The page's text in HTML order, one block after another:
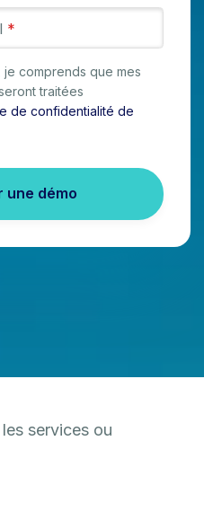
*
comprends que mes
traitées
de confidentialité de
une démo
services ou